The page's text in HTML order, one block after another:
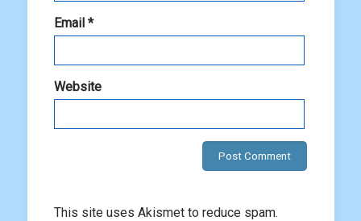
Email *
Website
This site uses Akismet to reduce spam.